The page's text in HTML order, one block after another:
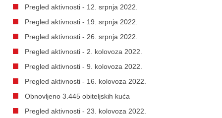
Pregled aktivnosti - 12. srpnja 2022.
Pregled aktivnosti - 19. srpnja 2022.
Pregled aktivnosti - 26. srpnja 2022.
Pregled aktivnosti - 2. kolovoza 2022.
Pregled aktivnosti - 9. kolovoza 2022.
Pregled aktivnosti - 16. kolovoza 2022.
Obnovljeno 3.445 obiteljskih kuća
Pregled aktivnosti - 23. kolovoza 2022.